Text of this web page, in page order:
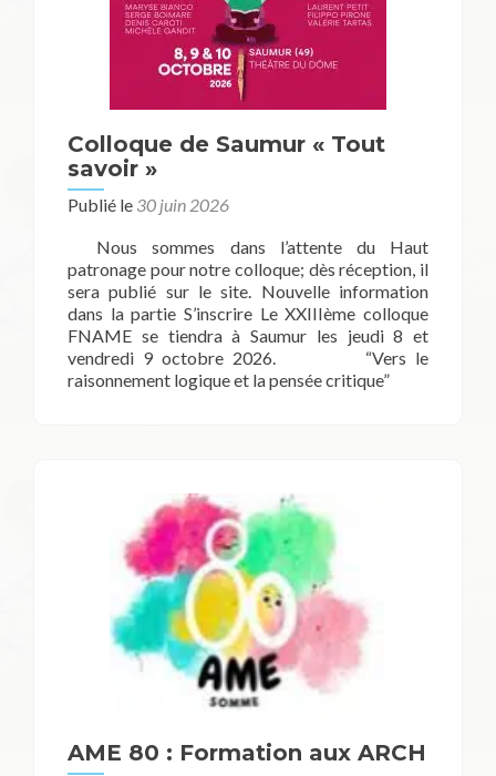
Colloque de Saumur « Tout
savoir »
Publié le 30 juin 2026
Nous sommes dans l’attente du Haut
patronage pour notre colloque; dès réception, il
sera publié sur le site. Nouvelle information
dans la partie S’inscrire Le XXIIIème colloque
FNAME se tiendra à Saumur les jeudi 8 et
vendredi 9 octobre 2026. “Vers le
raisonnement logique et la pensée critique”
AME 80 : Formation aux ARCH